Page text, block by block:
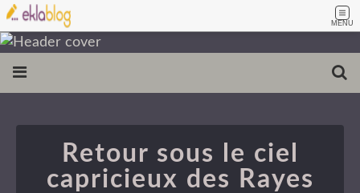
MENU
Retour sous le ciel
capricieux des Rayes